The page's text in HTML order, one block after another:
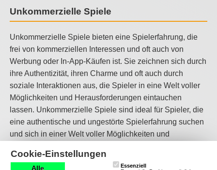
Unkommerzielle Spiele
Unkommerzielle Spiele bieten eine Spielerfahrung, die
frei von kommerziellen Interessen und oft auch von
Werbung oder In-App-Käufen ist. Sie zeichnen sich durch
ihre Authentizität, ihren Charme und oft auch durch
soziale Interaktionen aus, die Spieler in eine Welt voller
Möglichkeiten und Herausforderungen eintauchen
lassen. Unkommerzielle Spiele sind ideal für Spieler, die
eine authentische und ungestörte Spielerfahrung suchen
und sich in einer Welt voller Möglichkeiten und
Cookie-Einstellungen
Alle
Essenziell